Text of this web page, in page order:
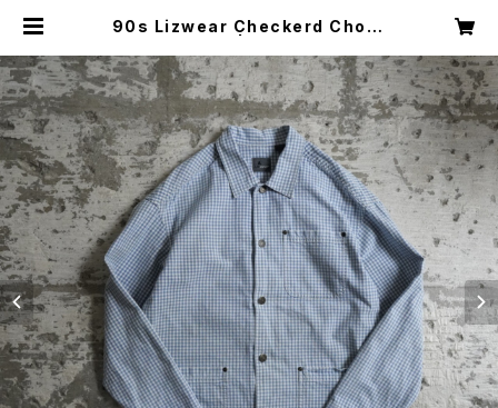
90s Lizwear Checkerd Chore